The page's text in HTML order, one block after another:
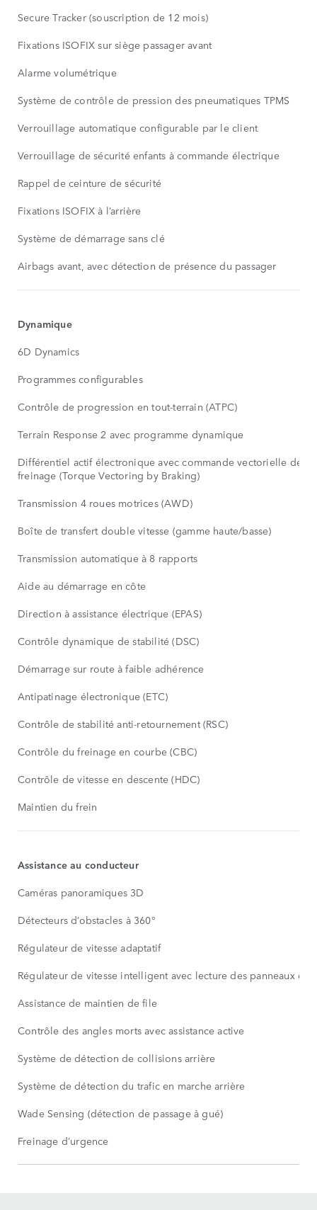
Secure Tracker (souscription de 12 mois)
Fixations ISOFIX sur siège passager avant
Alarme volumétrique
Système de contrôle de pression des pneumatiques TPMS
Verrouillage automatique configurable par le client
Verrouillage de sécurité enfants à commande électrique
Rappel de ceinture de sécurité
Fixations ISOFIX à l’arrière
Système de démarrage sans clé
Airbags avant, avec détection de présence du passager
Dynamique
6D Dynamics
Programmes configurables
Contrôle de progression en tout-terrain (ATPC)
Terrain Response 2 avec programme dynamique
Différentiel actif électronique avec commande vectorielle de
freinage (Torque Vectoring by Braking)
Transmission 4 roues motrices (AWD)
Boîte de transfert double vitesse (gamme haute/basse)
Transmission automatique à 8 rapports
Aide au démarrage en côte
Direction à assistance électrique (EPAS)
Contrôle dynamique de stabilité (DSC)
Démarrage sur route à faible adhérence
Antipatinage électronique (ETC)
Contrôle de stabilité anti-retournement (RSC)
Contrôle du freinage en courbe (CBC)
Contrôle de vitesse en descente (HDC)
Maintien du frein
Assistance au conducteur
Caméras panoramiques 3D
Détecteurs d’obstacles à 360°
Régulateur de vitesse adaptatif
Régulateur de vitesse intelligent avec lecture des panneaux de
Assistance de maintien de file
Contrôle des angles morts avec assistance active
Système de détection de collisions arrière
Système de détection du trafic en marche arrière
Wade Sensing (détection de passage à gué)
Freinage d’urgence